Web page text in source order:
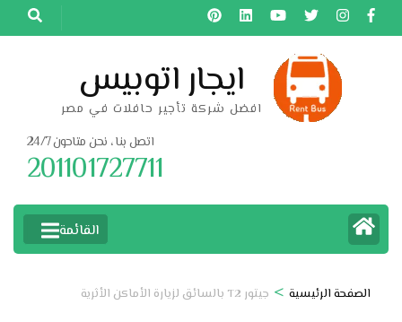
تخطى
إلى
ايجار اتوبيس
افضل شركة تأجير حافلات في مصر
اتصل بنا ، نحن متاحون 24/7
201101727711
القائمة
الصفحة الرئيسية > جيتور T2 بالسائق لزيارة الأماكن الأثرية